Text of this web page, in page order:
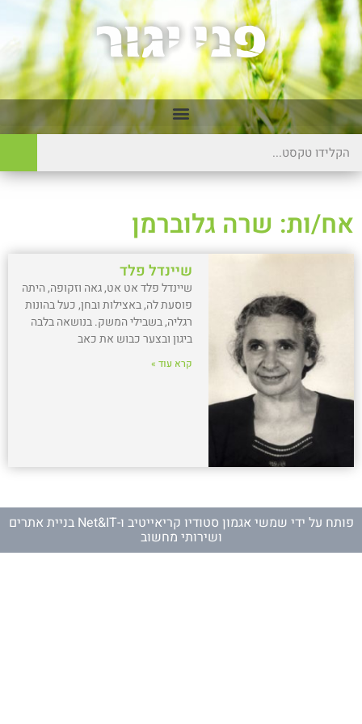
אח/ות: שרה גלוברמן
שיינדל פלד
שיינדל פלד אט אט, גאה וזקופה, היתה
פוסעת לה, באצילות ובחן, כעל בהונות
רגליה, בשבילי המשק. בנושאה בלבה
ביגון ובצער כבוש את כאב
קרא עוד »
פותח על ידי שמשי אגמון סטודיו קריאייטיב ו- Net&IT בניית אתרים
ושירותי מחשוב